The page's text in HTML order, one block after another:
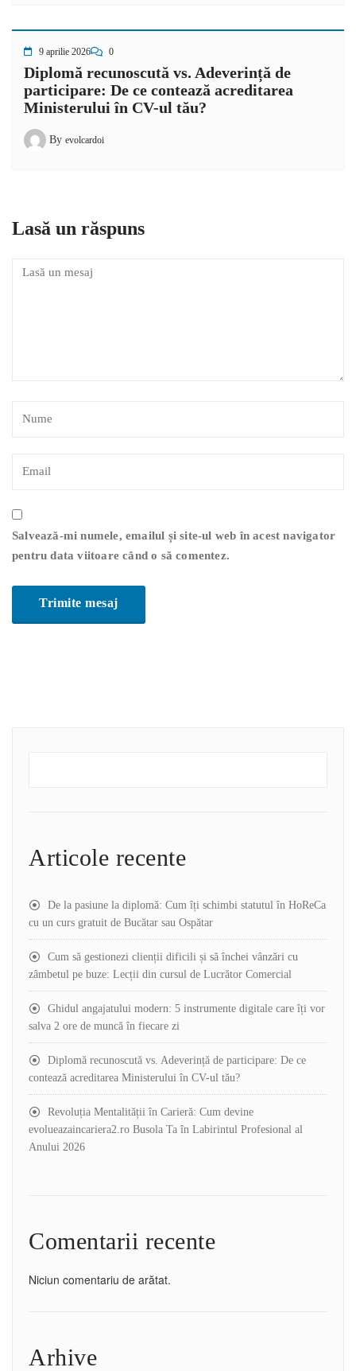
9 aprilie 2026 0
Diplomă recunoscută vs. Adeverință de
participare: De ce contează acreditarea
Ministerului în CV-ul tău?
By evolcardoi
Lasă un răspuns
Salvează-mi numele, emailul și site-ul web în acest navigator
pentru data viitoare când o să comentez.
Articole recente
De la pasiune la diplomă: Cum îți schimbi statutul în HoReCa
cu un curs gratuit de Bucătar sau Ospătar
Cum să gestionezi clienții dificili și să închei vânzări cu
zâmbetul pe buze: Lecții din cursul de Lucrător Comercial
Ghidul angajatului modern: 5 instrumente digitale care îți vor
salva 2 ore de muncă în fiecare zi
Diplomă recunoscută vs. Adeverință de participare: De ce
contează acreditarea Ministerului în CV-ul tău?
Revoluția Mentalității în Carieră: Cum devine
evolueazaincariera2.ro Busola Ta în Labirintul Profesional al
Anului 2026
Comentarii recente
Niciun comentariu de arătat.
Arhive